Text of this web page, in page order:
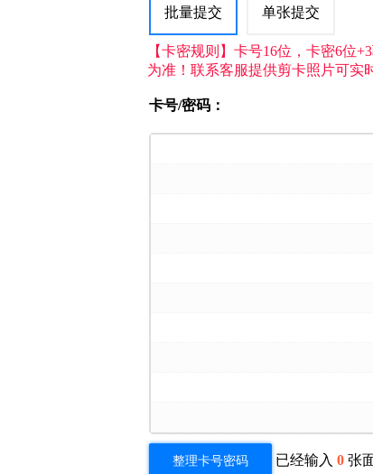
批量提交 单张提交
【卡密规则】卡号16位，卡密6位
为准！联系客服提供剪卡照片可实
卡号/密码：
整理卡号密码 已经输入 0 张